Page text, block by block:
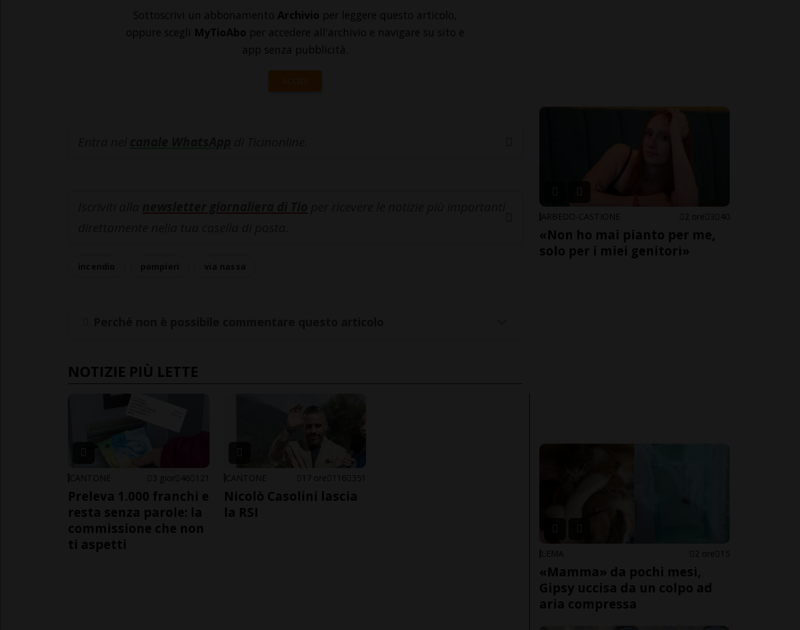
Sottoscrivi un abbonamento Archivio per leggere questo articolo,
oppure scegli MyTioAbo per accedere all'archivio e navigare su sito e
app senza pubblicità.
ACCEDI
NOTIZIE PIÙ LETTE
CANTONE 3 gior 46 121
Preleva 1.000 franchi e
resta senza parole: la
commissione che non
ti aspetti
CANTONE 17 ore 116 351
Nicolò Casolini lascia
la RSI
ARBEDO-CASTIONE 2 ore 3 40
«Non ho mai pianto per me,
solo per i miei genitori»
LEMA 2 ore 15
«Mamma» da pochi mesi,
Gipsy uccisa da un colpo ad
aria compressa